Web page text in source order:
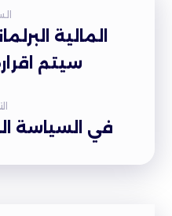
سيتم
في السياسة